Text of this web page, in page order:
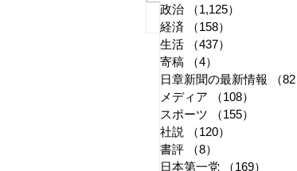
国旗損壊罪はどう運
か
政治
（1,125）
経済
（158）
生活
（437）
寄稿
（4）
日章新聞の最新情報
（82
メディア
（108）
スポーツ
（155）
社説
（120）
書評
（8）
日本第一党
（169）